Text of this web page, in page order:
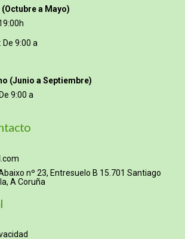
a Mayo)
De 9:00 a
(Junio a Septiembre)
9:00 a
nº 23, Entresuelo B 15.701 Santiago
A Coruña